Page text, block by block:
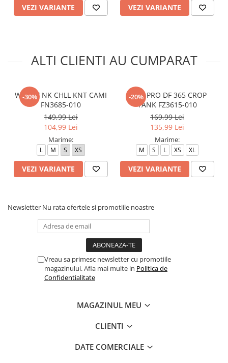
VEZI VARIANTE VEZI VARIANTE
ALTI CLIENTI AU CUMPARAT
-30%
W NSW NK CHLL KNT CAMI
FN3685-010
149,99 Lei
104,99 Lei
Marime:
L M S XS
VEZI VARIANTE
-20%
NIKE PRO DF 365 CROP
TANK FZ3615-010
169,99 Lei
135,99 Lei
Marime:
M S L XS XL
VEZI VARIANTE
Newsletter Nu rata ofertele si promotiile noastre
Vreau sa primesc newsletter cu promotiile
magazinului. Afla mai multe in Politica de
Confidentialitate
MAGAZINUL MEU
CLIENTI
DATE COMERCIALE